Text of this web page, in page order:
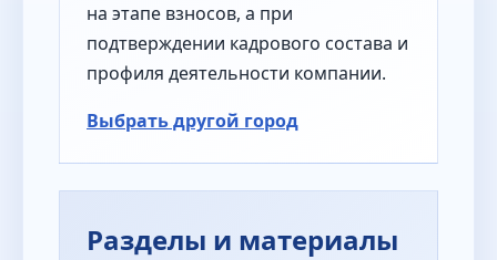
на этапе взносов, а при
подтверждении кадрового состава и
профиля деятельности компании.
Выбрать другой город
Разделы и материалы